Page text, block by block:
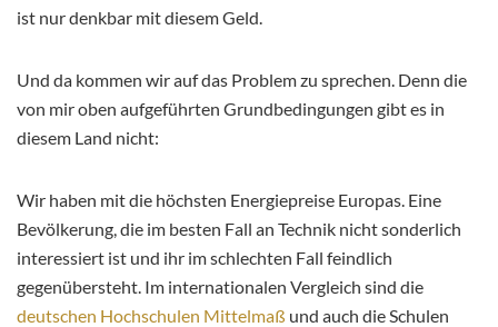
ist nur denkbar mit diesem Geld.
Und da kommen wir auf das Problem zu sprechen. Denn die
von mir oben aufgeführten Grundbedingungen gibt es in
diesem Land nicht:
Wir haben mit die höchsten Energiepreise Europas. Eine
Bevölkerung, die im besten Fall an Technik nicht sonderlich
interessiert ist und ihr im schlechten Fall feindlich
gegenübersteht. Im internationalen Vergleich sind die
deutschen Hochschulen Mittelmaß und auch die Schulen